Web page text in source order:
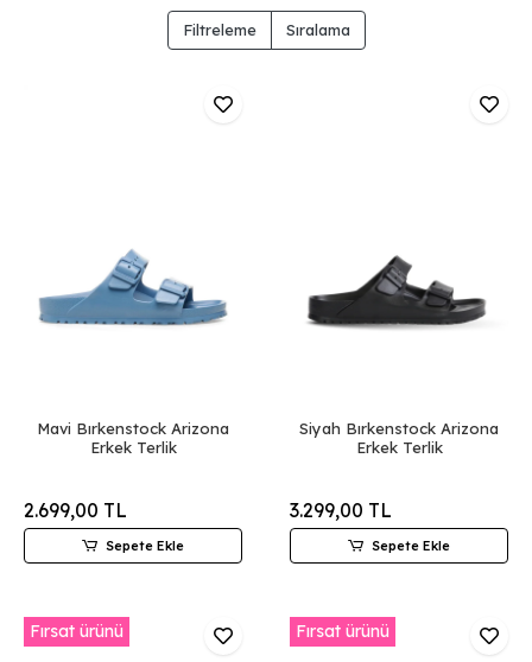
Filtreleme Sıralama
Mavi Bırkenstock Arizona
Erkek Terlik
2.699,00 TL
Sepete Ekle
Siyah Bırkenstock Arizona
Erkek Terlik
3.299,00 TL
Sepete Ekle
Fırsat ürünü Fırsat ürünü